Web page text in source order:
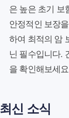
은 높은 초기 보
안정적인 보장
하여 최적의 암
닌 필수입니다.
을 확인해보세
최신 소식